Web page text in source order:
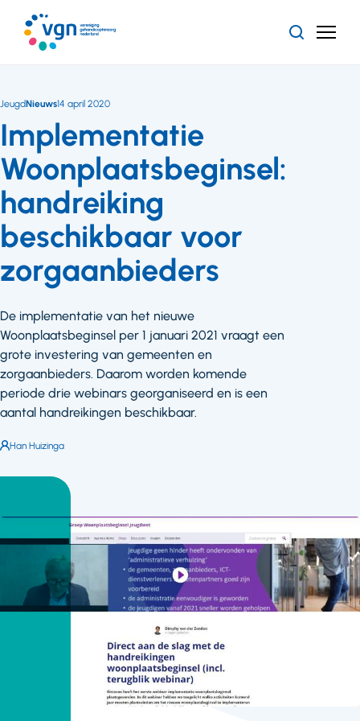
naar
hoofdinhoud
ZoekenMenu
Implementatie
Woonplaatsbeginsel:
handreiking
beschikbaar voor
zorgaanbieders
JeugdNieuws14 april 2020
De implementatie van het nieuwe
Woonplaatsbeginsel per 1 januari 2021 vraagt een
grote investering van gemeenten en
zorgaanbieders. Daarom worden komende
periode drie webinars georganiseerd en is een
aantal handreikingen beschikbaar.
Auteur:
Han Huizinga